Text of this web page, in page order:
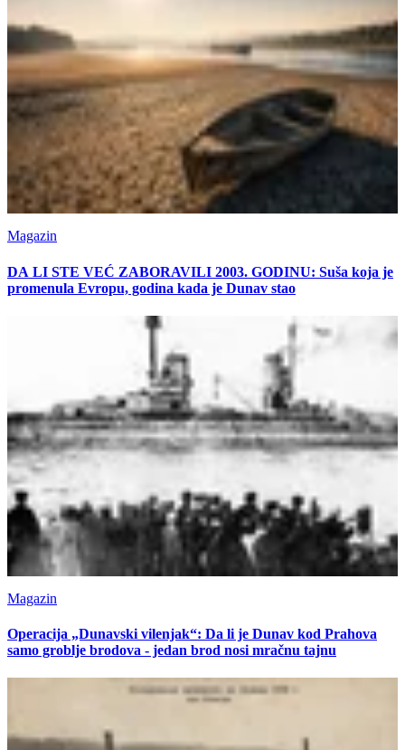
Magazin
DA LI STE VEĆ ZABORAVILI 2003. GODINU: Suša koja je
promenula Evropu, godina kada je Dunav stao
Magazin
Operacija „Dunavski vilenjak“: Da li je Dunav kod Prahova
samo groblje brodova - jedan brod nosi mračnu tajnu